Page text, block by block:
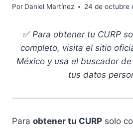
Por Daniel Martínez 24 de octubre
✅ Para obtener tu CURP
completo, visita el sitio
México y usa el buscador
tus datos
Para obtener tu CURP solo